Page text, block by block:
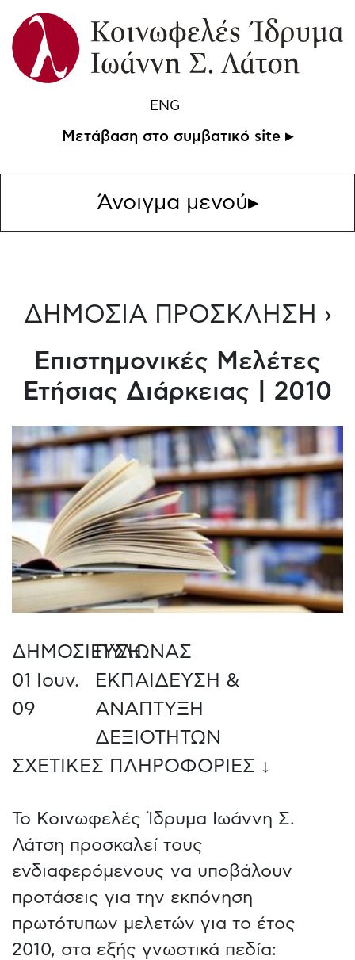
ENG
Μετάβαση στο συμβατικό site ▸
Άνοιγμα μενού▸
ΔΗΜΟΣΙΑ ΠΡΟΣΚΛΗΣΗ ›
Επιστημονικές Μελέτες
Ετήσιας Διάρκειας | 2010
ΔΗΜΟΣΙΕΥΣΗ
01 Ιουν.
09
ΠΥΛΩΝΑΣ
ΕΚΠΑΙΔΕΥΣΗ &
ΑΝΑΠΤΥΞΗ
ΔΕΞΙΟΤΗΤΩΝ
ΣΧΕΤΙΚΕΣ ΠΛΗΡΟΦΟΡΙΕΣ ↓
Το Κοινωφελές Ίδρυμα Ιωάννη Σ.
Λάτση προσκαλεί τους
ενδιαφερόμενους να υποβάλουν
προτάσεις για την εκπόνηση
πρωτότυπων μελετών για το έτος
2010, στα εξής γνωστικά πεδία: